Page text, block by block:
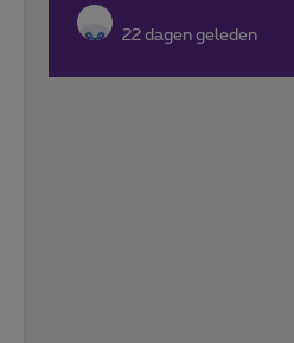
22 dagen geleden